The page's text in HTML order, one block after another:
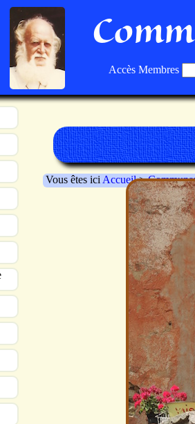
Accès Membres
Vous êtes ici Accueil>